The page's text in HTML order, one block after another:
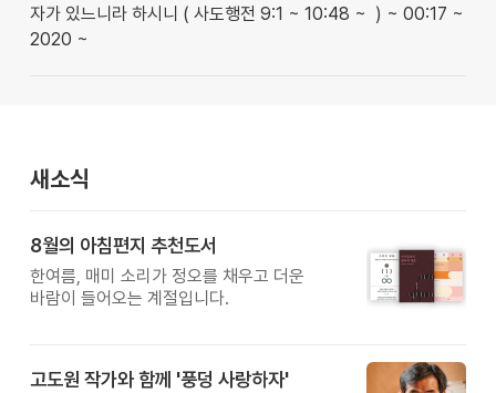
자가 있느니라 하시니 ( 사도행전 9:1 ~ 10:48 ~ ) ~ 00:17 ~
2020 ~
새소식
8월의 아침편지 추천도서
한여름, 매미 소리가 정오를 채우고 더운
바람이 들어오는 계절입니다.
고도원 작가와 함께 '풍덩 사랑하자'